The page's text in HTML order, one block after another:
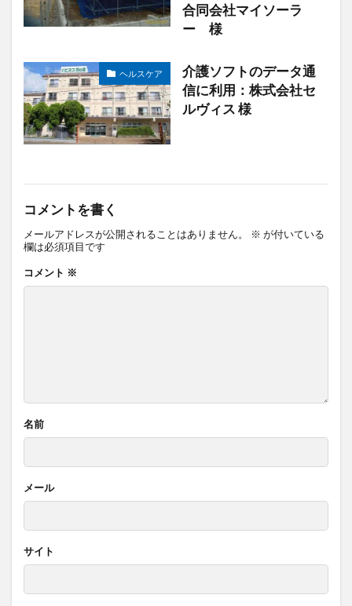
合同会社マイソーラ
ー 様
ヘルスケア
介護ソフトのデータ通
信に利用：株式会社セ
ルヴィス 様
コメントを書く
メールアドレスが公開されることはありません。 ※ が付いている
欄は必須項目です
コメント ※
名前
メール
サイト